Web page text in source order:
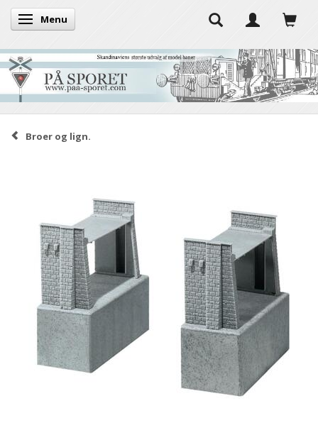
Skifte navigation
Menu
Broer og lign.